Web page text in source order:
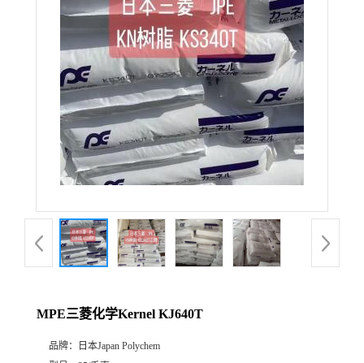
MPE三菱化学Kernel KJ640T
品牌：
日本Japan Polychem